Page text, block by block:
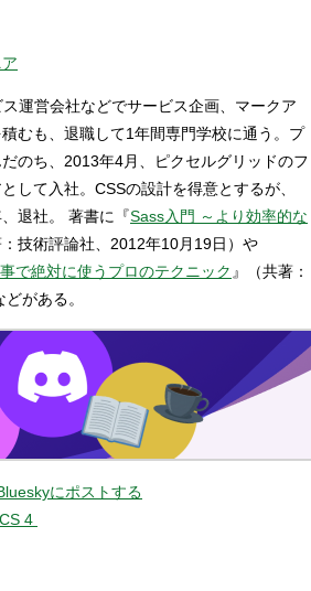
運営会社などでサービス企画、マークア
むも、退職して1年間専門学校に通う。プ
のち、2013年4月、ピクセルグリッドのフ
して入社。CSSの設計を得意とするが、
退社。 著書に『Sass入門 ～より効率的な
：技術評論社、2012年10月19日）や
で絶対に使うプロのテクニック 』（共著：
がある。
にポストする
4